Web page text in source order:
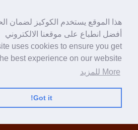
هذا الموقع يستخدم الكوكيز لضمان
أفضل انطباع على موقعنا الالكتروني
uses cookies to ensure you get
best experience on our website
More للمزيد
Got it!